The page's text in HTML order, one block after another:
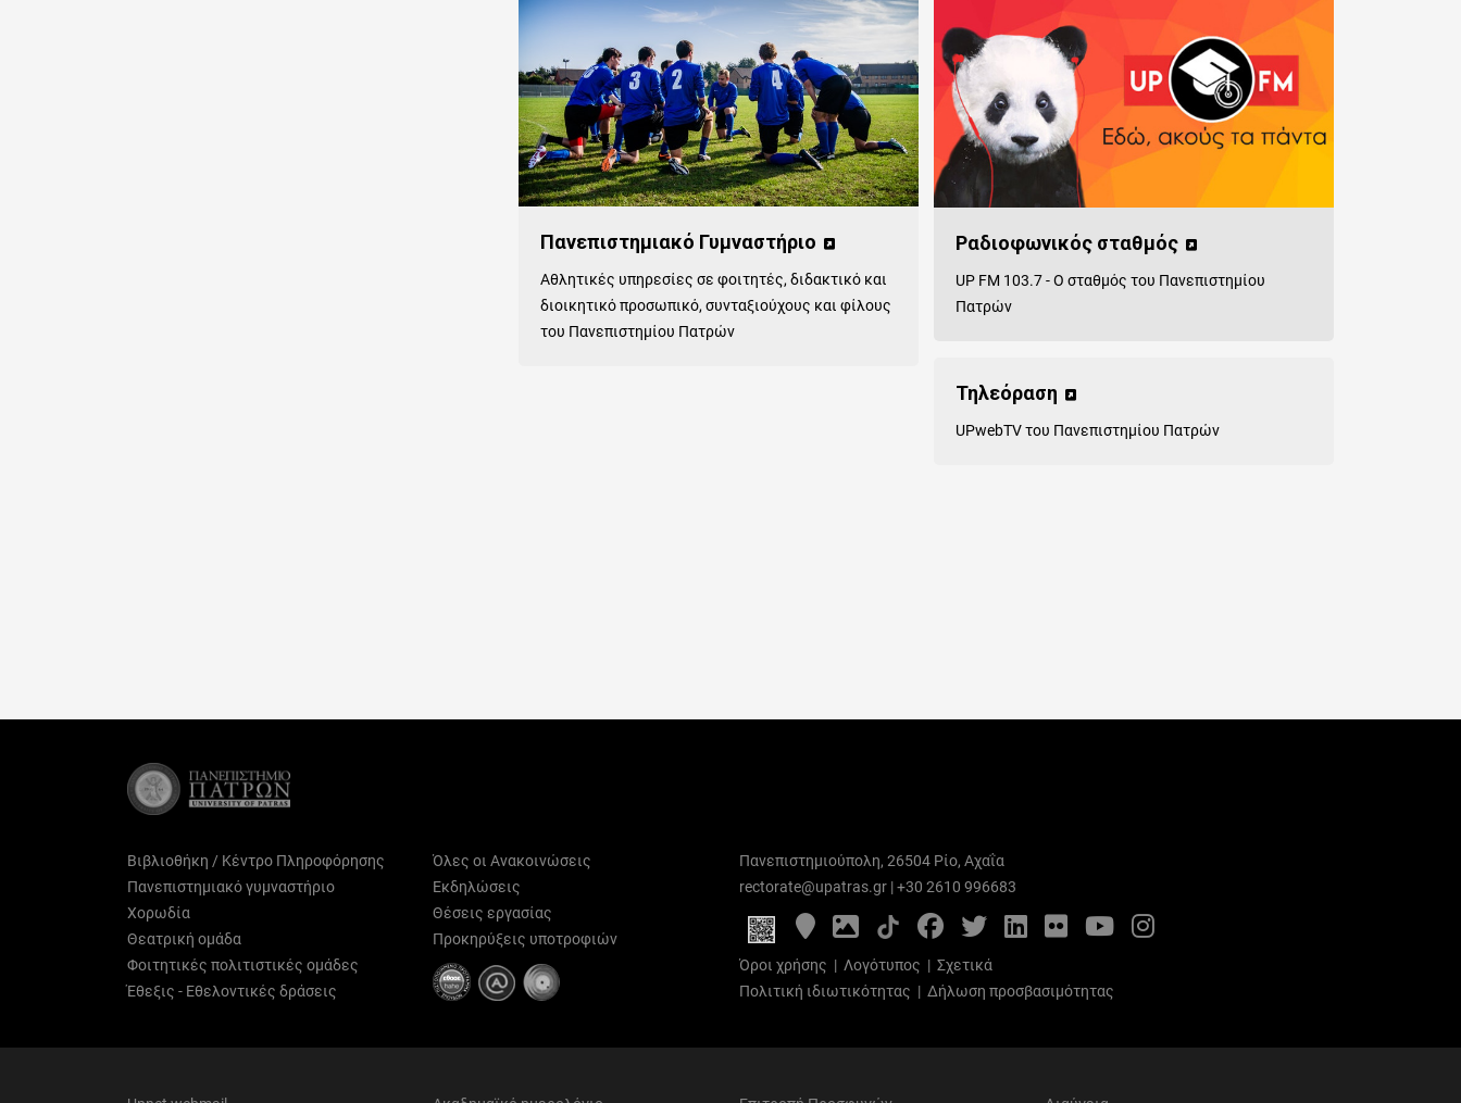
Πανεπιστημιακό Γυμναστήριο
Αθλητικές υπηρεσίες σε φοιτητές, διδακτικό και
διοικητικό προσωπικό, συνταξιούχους και φίλους
του Πανεπιστημίου Πατρών
Ραδιοφωνικός σταθμός
UP FM 103.7 - Ο σταθμός του Πανεπιστημίου
Πατρών
Τηλεόραση
UPwebTV του Πανεπιστημίου Πατρών
Βιβλιοθήκη / Κέντρο Πληροφόρησης
Πανεπιστημιακό γυμναστήριο
Χορωδία
Θεατρική ομάδα
Φοιτητικές πολιτιστικές ομάδες
Έθεξις - Εθελοντικές δράσεις
Όλες οι Ανακοινώσεις
Εκδηλώσεις
Θέσεις εργασίας
Προκηρύξεις υποτροφιών
Πανεπιστημιούπολη, 26504 Ρίο, Αχαΐα
rectorate@upatras.gr|+30 2610 996683
Google
Maps
Photo
Gallery
FacebookTwitterLinkedIn
FlickrYouTubeInstagram
Όροι χρήσης | Λογότυπος | Σχετικά
Πολιτική ιδιωτικότητας | Δήλωση προσβασιμότητας